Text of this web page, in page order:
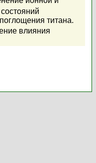
титана.
влияния